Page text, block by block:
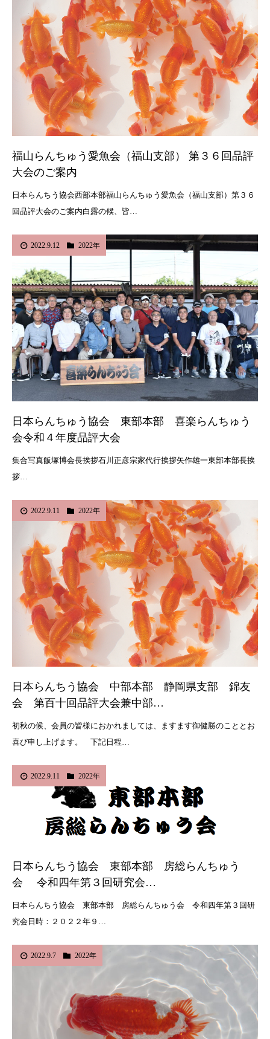
福山らんちゅう愛魚会（福山支部） 第３６回品評
大会のご案内
日本らんちう協会西部本部福山らんちゅう愛魚会（福山支部）第３６
回品評大会のご案内白露の候、皆…
2022.9.12 2022年
日本らんちゅう協会 東部本部 喜楽らんちゅう
会令和４年度品評大会
集合写真飯塚博会長挨拶石川正彦宗家代行挨拶矢作雄一東部本部長挨
拶…
2022.9.11 2022年
日本らんちう協会 中部本部 静岡県支部 錦友
会 第百十回品評大会兼中部…
初秋の候、会員の皆様におかれましては、ますます御健勝のこととお
喜び申し上げます。 下記日程…
2022.9.11 2022年
日本らんちう協会 東部本部 房総らんちゅう
会 令和四年第３回研究会…
日本らんちう協会 東部本部 房総らんちゅう会 令和四年第３回研
究会日時：２０２２年９…
2022.9.7 2022年